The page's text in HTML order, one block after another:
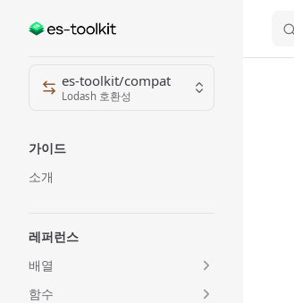
Skip to content
Sidebar Navigation
es-toolkit/compat
Lodash 호환성
가이드
소개
레퍼런스
배열
함수